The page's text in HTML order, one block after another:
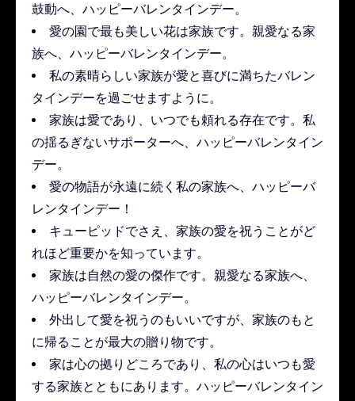
鼓動へ、ハッピーバレンタインデー。
愛の園で最も美しい花は家族です。親愛なる家
族へ、ハッピーバレンタインデー。
私の素晴らしい家族が愛と喜びに満ちたバレン
タインデーを過ごせますように。
家族は愛であり、いつでも頼れる存在です。私
の揺るぎないサポーターへ、ハッピーバレンタイン
デー。
愛の物語が永遠に続く私の家族へ、ハッピーバ
レンタインデー！
キューピッドでさえ、家族の愛を祝うことがど
れほど重要かを知っています。
家族は自然の愛の傑作です。親愛なる家族へ、
ハッピーバレンタインデー。
外出して愛を祝うのもいいですが、家族のもと
に帰ることが最大の贈り物です。
家は心の拠りどころであり、私の心はいつも愛
する家族とともにあります。ハッピーバレンタイン